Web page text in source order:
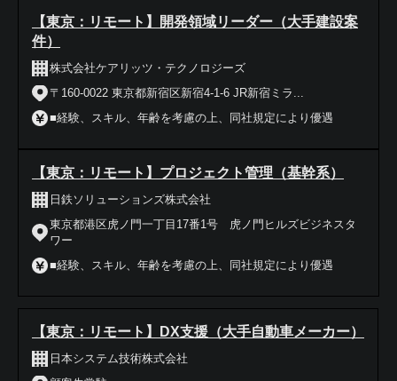
【東京：リモート】開発領域リーダー（大手建設案
件）
株式会社ケアリッツ・テクノロジーズ
〒160-0022 東京都新宿区新宿4-1-6 JR新宿ミラ...
■経験、スキル、年齢を考慮の上、同社規定により優遇
【東京：リモート】プロジェクト管理（基幹系）
日鉄ソリューションズ株式会社
東京都港区虎ノ門一丁目17番1号 虎ノ門ヒルズビジネスタ
ワー
■経験、スキル、年齢を考慮の上、同社規定により優遇
【東京：リモート】DX支援（大手自動車メーカー）
日本システム技術株式会社